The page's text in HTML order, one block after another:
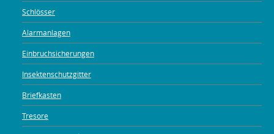
Schlösser
Alarmanlagen
Einbruchsicherungen
Insektenschutzgitter
Briefkasten
Tresore